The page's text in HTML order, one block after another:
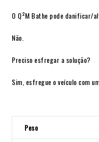
O Q²M Bathe pode danificar/
Não.
Preciso esfregar a solução?
Sim, esfregue o veículo com
Peso